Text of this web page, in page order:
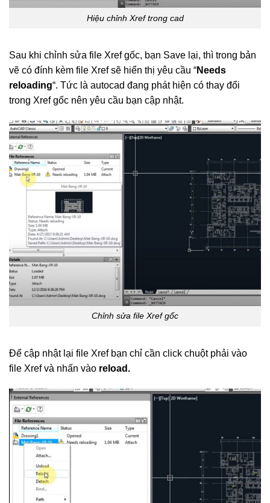
Hiệu chỉnh Xref trong cad
Sau khi chỉnh sửa file Xref gốc, bạn Save lại, thì trong bản
vẽ có đính kèm file Xref sẽ hiển thị yêu cầu “Needs
reloading“. Tức là autocad đang phát hiện có thay đổi
trong Xref gốc nên yêu cầu bạn cập nhật.
Chỉnh sửa file Xref gốc
Để cập nhật lại file Xref bạn chỉ cần click chuột phải vào
file Xref và nhấn vào reload.